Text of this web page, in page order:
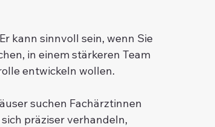
kann sinnvoll sein, wenn Sie
in einem stärkeren Team
entwickeln wollen.
suchen Fachärztinnen
präziser verhandeln,